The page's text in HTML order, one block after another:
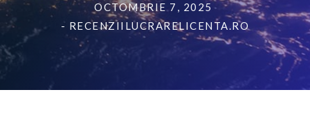
OCTOMBRIE 7, 2025
- RECENZIILUCRARELICENTA.RO